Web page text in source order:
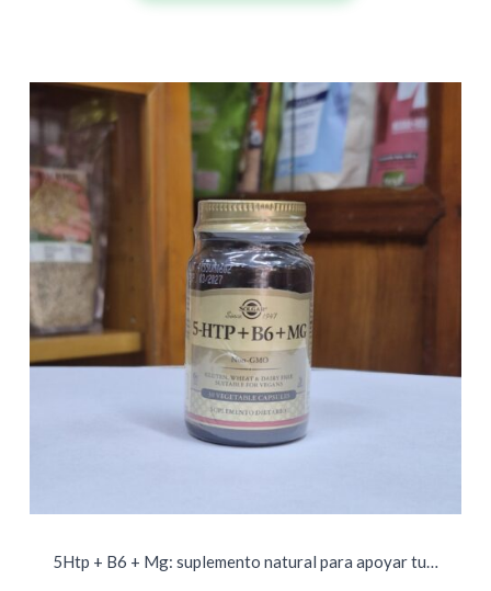
5Htp + B6 + Mg: suplemento natural para apoyar tu…